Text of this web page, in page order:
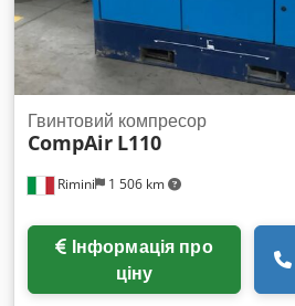
Rimini 1 506 km
Гвинтовий компресор
CompAir L110
ціну